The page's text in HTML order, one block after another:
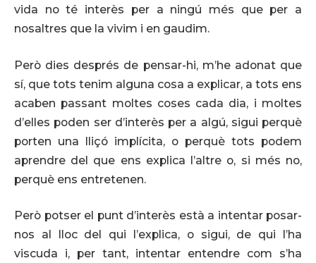
vida no té interès per a ningú més que per a
nosaltres que la vivim i en gaudim.
Però dies després de pensar-hi, m’he adonat que
sí, que tots tenim alguna cosa a explicar, a tots ens
acaben passant moltes coses cada dia, i moltes
d’elles poden ser d’interès per a algú, sigui perquè
porten una lliçó implícita, o perquè tots podem
aprendre del que ens explica l’altre o, si més no,
perquè ens entretenen.
Però potser el punt d’interès està a intentar posar-
nos al lloc del qui l’explica, o sigui, de qui l’ha
viscuda i, per tant, intentar entendre com s’ha